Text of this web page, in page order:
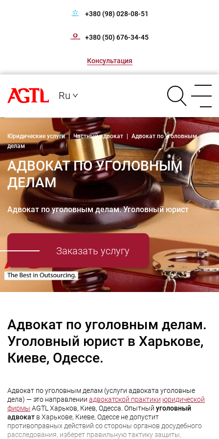
+380 (98) 028-08-51
+380 (50) 676-34-45
Консультация
Ru
Юридические услуги | Частный адвокат
Адвокат по уголовным
делам
АДВОКАТ ПО УГОЛОВНЫМ
ДЕЛАМ
Адвокат по уголовным делам. Уголовный юрист
Заказать услугу
Адвокат по уголовным делам.
Уголовный юрист в Харькове,
Киеве, Одессе.
Адвокат по уголовным делам (услуги адвоката уголовные
дела) — это направлении адвокатской практики юридической
фирмы AGTL Харьков, Киев, Одесса. Опытный уголовный
адвокат в Харькове, Киеве, Одессе не допустит
противоправных действий со стороны органов досудебного
расследования, изберет правильную тактику защиты,